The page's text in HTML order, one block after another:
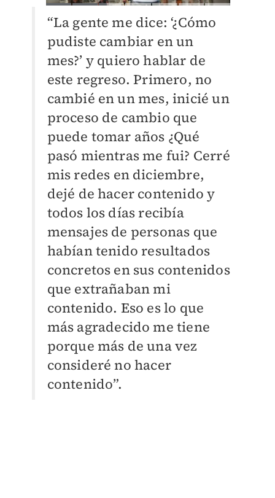
“La gente me dice: ‘¿Cómo
pudiste cambiar en un
mes?’ y quiero hablar de
este regreso. Primero, no
cambié en un mes, inicié un
proceso de cambio que
puede tomar años ¿Qué
pasó mientras me fui? Cerré
mis redes en diciembre,
dejé de hacer contenido y
todos los días recibía
mensajes de personas que
habían tenido resultados
concretos en sus contenidos
que extrañaban mi
contenido. Eso es lo que
más agradecido me tiene
porque más de una vez
consideré no hacer
contenido”.